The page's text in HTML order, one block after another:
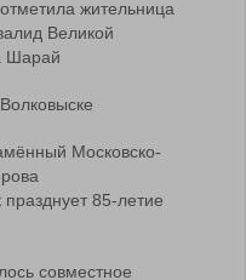
жительница
Великой
Шарай
Московско-
85-летие
совместное